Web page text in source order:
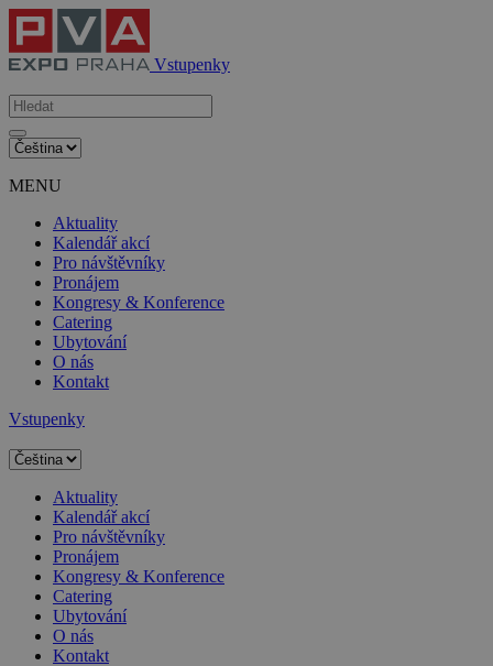
Vstupenky
MENU
Aktuality
Kalendář akcí
Pro návštěvníky
Pronájem
Kongresy & Konference
Catering
Ubytování
O nás
Kontakt
Vstupenky
Aktuality
Kalendář akcí
Pro návštěvníky
Pronájem
Kongresy & Konference
Catering
Ubytování
O nás
Kontakt